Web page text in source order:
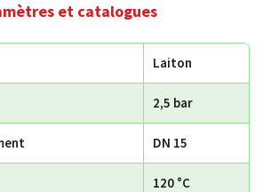
et catalogues
Laiton
2,5 bar
DN 15
120 °C